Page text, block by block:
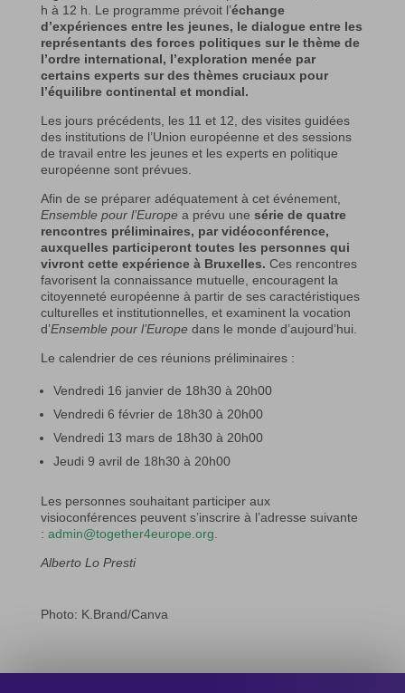
h à 12 h. Le programme prévoit l’échange
d’expériences entre les jeunes, le dialogue entre les
représentants des forces politiques sur le thème de
l’ordre international, l’exploration menée par
certains experts sur des thèmes cruciaux pour
l’équilibre continental et mondial.
Les jours précédents, les 11 et 12, des visites guidées
des institutions de l’Union européenne et des sessions
de travail entre les jeunes et les experts en politique
européenne sont prévues.
Afin de se préparer adéquatement à cet événement,
Ensemble pour l’Europea prévu une série de quatre
rencontres préliminaires, par vidéoconférence,
auxquelles participeront toutes les personnes qui
vivront cette expérience à Bruxelles. Ces rencontres
favorisent la connaissance mutuelle, encouragent la
citoyenneté européenne à partir de ses caractéristiques
culturelles et institutionnelles, et examinent la vocation
d’Ensemble pour l’Europedans le monde d’aujourd’hui.
Le calendrier de ces réunions préliminaires :
Vendredi 16 janvier de 18h30 à 20h00
Vendredi 6 février de 18h30 à 20h00
Vendredi 13 mars de 18h30 à 20h00
Jeudi 9 avril de 18h30 à 20h00
Les personnes souhaitant participer aux
visioconférences peuvent s’inscrire à l’adresse suivante
: admin@together4europe.org
Alberto Lo Presti
Photo: K.Brand/Canva